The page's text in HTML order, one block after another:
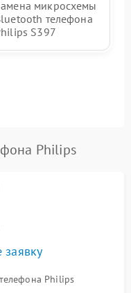
микросхемы
телефона
S397
Philips
заявку
Philips